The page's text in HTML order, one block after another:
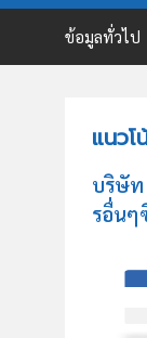
ข้อมูลทั่วไป
แนว
บริษัท
รอื่นๆ